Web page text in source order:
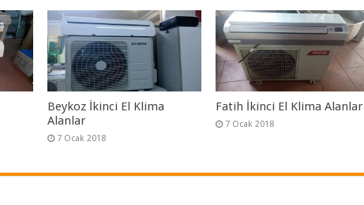
Beykoz İkinci El Klima
Alanlar
7 Ocak 2018
Fatih İkinci El Klima Alanlar
7 Ocak 2018